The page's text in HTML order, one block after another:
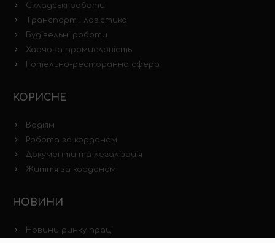
Складські роботи
Транспорт і логістика
Будівельні роботи
Харчова промисловість
Готельно-ресторанна сфера
КОРИСНЕ
Водіям
Робота за кордоном
Документи та легалізація
Життя за кордоном
НОВИНИ
Новини ринку праці